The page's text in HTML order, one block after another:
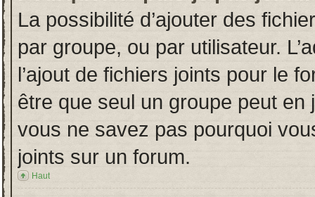
La possibilité d’ajouter des
par groupe, ou par utilisateur.
l’ajout de fichiers joints pour le
être que seul un groupe peut en
vous ne savez pas pourquoi
joints sur un forum.
Haut